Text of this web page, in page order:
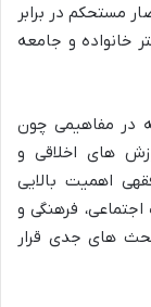
مستحکم در برابر
خانواده و جامعه
در مفاهیمی چون
های اخلاقی و
اهمیت بالایی
فرهنگی و
بحث های جدی قرار